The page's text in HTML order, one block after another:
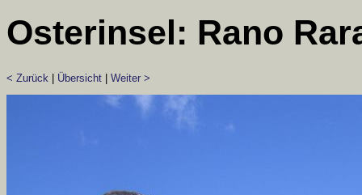
Osterinsel: Rano
< Zurück Übersicht Weiter >